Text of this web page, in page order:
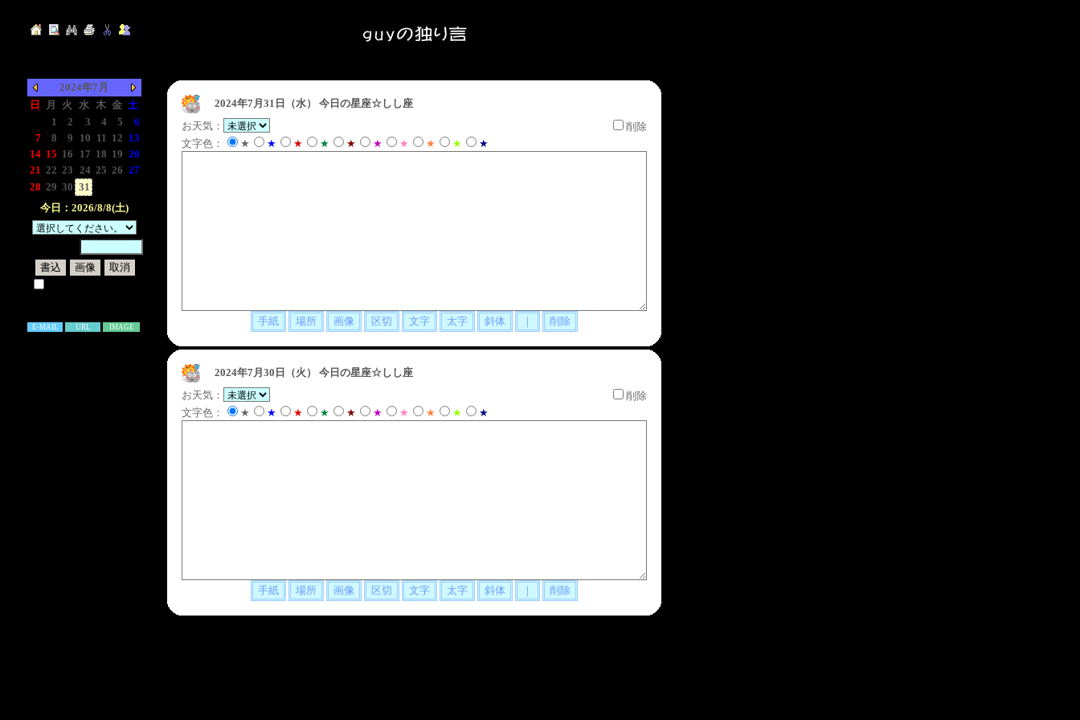
2024年7月
日
月 火 水 木 金 土
1 2 3 4 5
6
7
8 9 10 11 12 13
14 15 16 17 18 19 20
21 22 23 24 25 26 27
28 29 30 31
今日：2026/8/8(土)
E-MAIL URL IMAGE
2024年7月31日（水）
今日の星座☆しし座
お天気：
削除
文字色：
★ ★ ★ ★ ★ ★ ★ ★ ★ ★
2024年7月30日（火）
今日の星座☆しし座
お天気：
削除
文字色：
★ ★ ★ ★ ★ ★ ★ ★ ★ ★